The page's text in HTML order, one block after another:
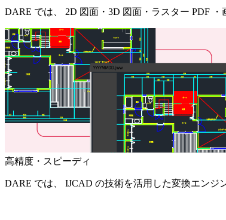
DARE では、 2D 図面・3D 図面・ラスター PDF
高精度・スピーディ
DARE では、 IJCAD の技術を活用した変換エンジ